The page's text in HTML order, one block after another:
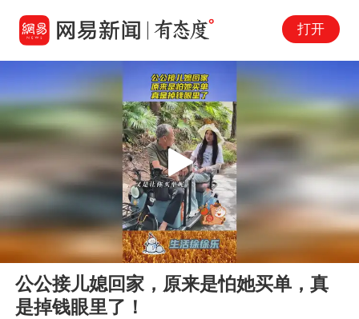
打开
00:11
Play
公公接儿媳回家，原来是怕她买单，真
是掉钱眼里了！